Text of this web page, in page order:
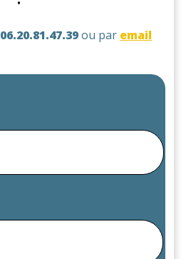
06.20.81.47.39ou par email